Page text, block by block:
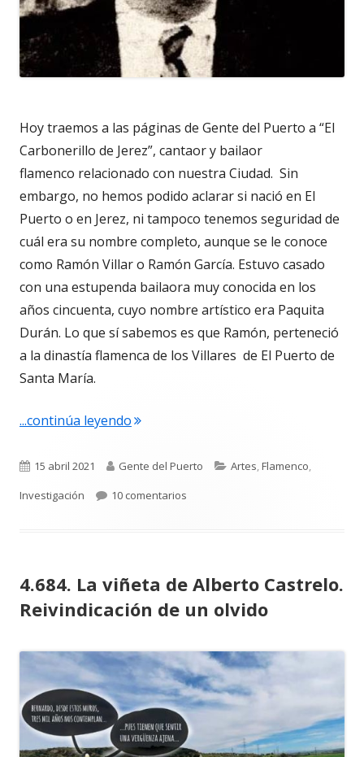
Hoy traemos a las páginas de Gente del Puerto a “El
Carbonerillo de Jerez”, cantaor y bailaor
flamenco relacionado con nuestra Ciudad. Sin
embargo, no hemos podido aclarar si nació en El
Puerto o en Jerez, ni tampoco tenemos seguridad de
cuál era su nombre completo, aunque se le conoce
como Ramón Villar o Ramón García. Estuvo casado
con una estupenda bailaora muy conocida en los
años cincuenta, cuyo nombre artístico era Paquita
Durán. Lo que sí sabemos es que Ramón, perteneció
a la dinastía flamenca de los Villares de El Puerto de
Santa María.
...continúa leyendo"4.685. Carbonerillo. ¿De Jerez o de El
Publicado
el
15 abril 2021 Autor
Gente del Puerto Categorías
Artes,Flamenco,
Investigación
10 comentarios
4.684. La viñeta de Alberto Castrelo.
Reivindicación de un olvido